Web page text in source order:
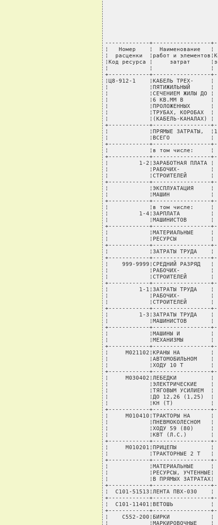
-------------+-----------------+----T---------+-------+---------+----------+--------
¦   Номер    ¦  Наименование   ¦    ¦         ¦       ¦Стоимость¦  Всего   ¦В том числе:¦
¦  расценки  ¦работ и элементов¦Код ¦ Единица ¦ Норма ¦единицы, ¦стоимость,¦транспортные¦
¦Код ресурса ¦     затрат      ¦зоны¦измерения¦расхода¦  руб.   ¦   руб.   ¦  расходы,  ¦
¦            ¦                 ¦    ¦         ¦       ¦         ¦          ¦    руб.    ¦
+------------+-----------------+----+---------+-------+---------+----------+------------+
¦Ц8-912-1    ¦КАБЕЛЬ ТРЕХ-     ¦    ¦  100 м  ¦       ¦         ¦          ¦            ¦
¦            ¦ПЯТИЖИЛЬНЫЙ      ¦    ¦         ¦       ¦         ¦          ¦            ¦
¦            ¦СЕЧЕНИЕМ ЖИЛЫ ДО ¦    ¦         ¦       ¦         ¦          ¦            ¦
¦            ¦6 КВ.ММ В        ¦    ¦         ¦       ¦         ¦          ¦            ¦
¦            ¦ПРОЛОЖЕННЫХ      ¦    ¦         ¦       ¦         ¦          ¦            ¦
¦            ¦ТРУБАХ, КОРОБАХ  ¦    ¦         ¦       ¦         ¦          ¦            ¦
¦            ¦(КАБЕЛЬ-КАНАЛАХ) ¦    ¦         ¦       ¦         ¦          ¦            ¦
+------------+-----------------+----+---------+-------+---------+----------+------------+
¦            ¦ПРЯМЫЕ ЗАТРАТЫ,  ¦1-3 ¦  руб.   ¦       ¦         ¦     31,44¦        0,08¦
¦            ¦ВСЕГО            ¦    ¦         ¦       ¦         ¦          ¦            ¦
+------------+-----------------+----+---------+-------+---------+----------+------------+
¦            ¦в том числе:     ¦    ¦         ¦       ¦         ¦          ¦            ¦
+------------+-----------------+----+---------+-------+---------+----------+------------+
¦         1-2¦ЗАРАБОТНАЯ ПЛАТА ¦    ¦  руб.   ¦       ¦         ¦     26,43¦            ¦
¦            ¦РАБОЧИХ-         ¦    ¦         ¦       ¦         ¦          ¦            ¦
¦            ¦СТРОИТЕЛЕЙ       ¦    ¦         ¦       ¦         ¦          ¦            ¦
+------------+-----------------+----+---------+-------+---------+----------+------------+
¦            ¦ЭКСПЛУАТАЦИЯ     ¦    ¦  руб.   ¦       ¦         ¦      3,92¦            ¦
¦            ¦МАШИН            ¦    ¦         ¦       ¦         ¦          ¦            ¦
+------------+-----------------+----+---------+-------+---------+----------+------------+
¦            ¦в том числе:     ¦    ¦         ¦       ¦         ¦          ¦            ¦
¦         1-4¦ЗАРПЛАТА         ¦    ¦  руб.   ¦       ¦         ¦      1,07¦            ¦
¦            ¦МАШИНИСТОВ       ¦    ¦         ¦       ¦         ¦          ¦            ¦
+------------+-----------------+----+---------+-------+---------+----------+------------+
¦            ¦МАТЕРИАЛЬНЫЕ     ¦    ¦  руб.   ¦       ¦         ¦      1,09¦        0,08¦
¦            ¦РЕСУРСЫ          ¦    ¦         ¦       ¦         ¦          ¦            ¦
+------------+-----------------+----+---------+-------+---------+----------+------------+
¦            ¦ЗАТРАТЫ ТРУДА    ¦    ¦         ¦       ¦         ¦          ¦            ¦
+------------+-----------------+----+---------+-------+---------+----------+------------+
¦    999-9999¦СРЕДНИЙ РАЗРЯД   ¦    ¦         ¦    3,5¦         ¦          ¦            ¦
¦            ¦РАБОЧИХ-         ¦    ¦         ¦       ¦         ¦          ¦            ¦
¦            ¦СТРОИТЕЛЕЙ       ¦    ¦         ¦       ¦         ¦          ¦            ¦
+------------+-----------------+----+---------+-------+---------+----------+------------+
¦         1-1¦ЗАТРАТЫ ТРУДА    ¦    ¦ чел.-ч  ¦  14,93¦         ¦          ¦            ¦
¦            ¦РАБОЧИХ-         ¦    ¦         ¦       ¦         ¦          ¦            ¦
¦            ¦СТРОИТЕЛЕЙ       ¦    ¦         ¦       ¦         ¦          ¦            ¦
+------------